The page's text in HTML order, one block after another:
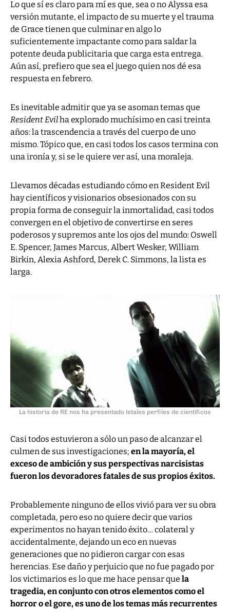
Lo que sí es claro para mí es que, sea o no Alyssa esa
versión mutante, el impacto de su muerte y el trauma
de Grace tienen que culminar en algo lo
suficientemente impactante como para saldar la
potente deuda publicitaria que carga esta entrega.
Aún así, prefiero que sea el juego quien nos dé esa
respuesta en febrero.
Es inevitable admitir que ya se asoman temas que
Resident Evilha explorado muchísimo en casi treinta
años: la trascendencia a través del cuerpo de uno
mismo. Tópico que, en casi todos los casos termina con
una ironía y, si se le quiere ver así, una moraleja.
Llevamos décadas estudiando cómo en Resident Evil
hay científicos y visionarios obsesionados con su
propia forma de conseguir la inmortalidad, casi todos
convergen en el objetivo de convertirse en seres
poderosos y supremos ante los ojos del mundo: Oswell
E. Spencer, James Marcus, Albert Wesker, William
Birkin, Alexia Ashford, Derek C. Simmons, la lista es
larga.
La historia de RE nos ha presentado letales perfiles de científicos
Casi todos estuvieron a sólo un paso de alcanzar el
culmen de sus investigaciones; en la mayoría, el
exceso de ambición y sus perspectivas narcisistas
fueron los devoradores fatales de sus propios éxitos.
Probablemente ninguno de ellos vivió para ver su obra
completada, pero eso no quiere decir que varios
experimentos no hayan tenido éxito… colateral y
accidentalmente, dejando un eco en nuevas
generaciones que no pidieron cargar con esas
herencias. Ese daño y perjuicio que no fue pagado por
los victimarios es lo que me hace pensar que la
tragedia, en conjunto con otros elementos como el
horror o el gore, es uno de los temas más recurrentes